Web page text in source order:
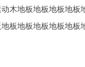
木地板地板地板地
板地板地板地板地